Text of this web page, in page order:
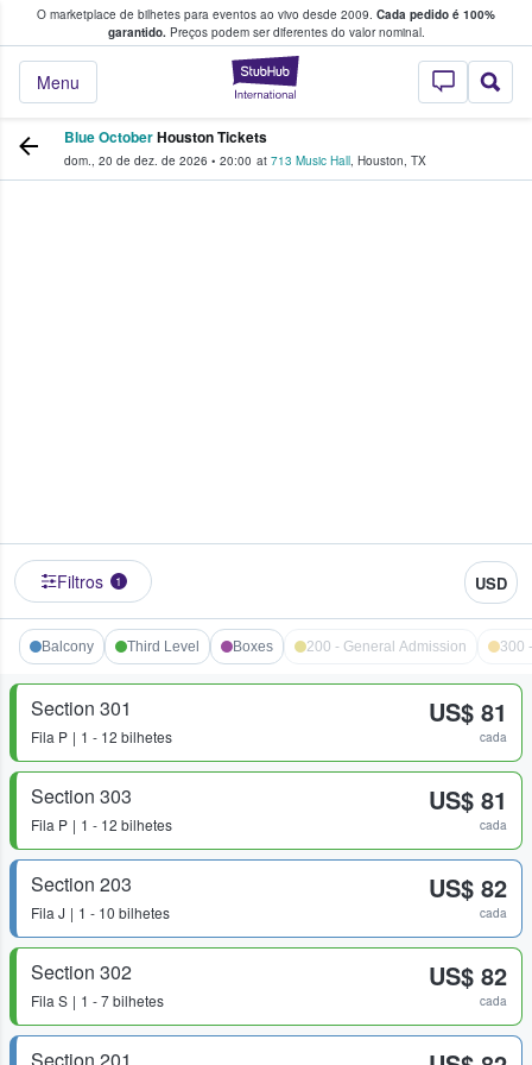
O marketplace de bilhetes para eventos ao vivo desde 2009. Cada pedido é 100%
garantido.Preços podem ser diferentes do valor nominal.
StubHub – onde
Menu
fãs compram e vendem bilhetes
Blue OctoberHouston Tickets
dom., 20 de dez. de 2026 • 20:00 at 713 Music Hall, Houston, TX
Filtros 1 USD
Balcony Third Level Boxes 200 - General Admission 300
Section 301
Fila P 1 - 12 bilhetes
US$ 81
cada
Section 303
Fila P 1 - 12 bilhetes
US$ 81
cada
Section 203
Fila J 1 - 10 bilhetes
US$ 82
cada
Section 302
Fila S 1 - 7 bilhetes
US$ 82
cada